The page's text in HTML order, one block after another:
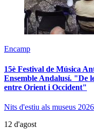
Encamp
15è Festival de Música
Ensemble Andalusí. "De
entre Orient i Occident"
Nits d'estiu als museus 2026
12 d'agost